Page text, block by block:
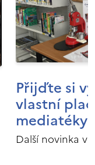
Přijďte si
vlastní
mediatéky
Další novinka v